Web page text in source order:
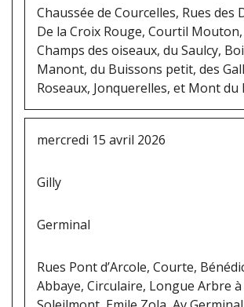
Chaussée de Courcelles, Rues des
De la Croix Rouge, Courtil Mouton,
Champs des oiseaux, du Saulcy,
Manont, du Buissons petit, des
Roseaux, Jonquerelles, et Mont du
mercredi 15 avril 2026
Gilly
Germinal
Rues Pont d’Arcole, Courte,
Abbaye, Circulaire, Longue Arbre à